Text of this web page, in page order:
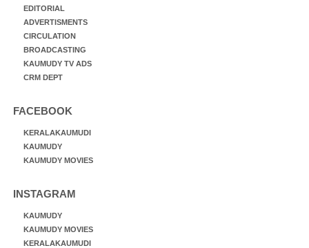
EDITORIAL
ADVERTISMENTS
CIRCULATION
BROADCASTING
KAUMUDY TV ADS
CRM DEPT
FACEBOOK
KERALAKAUMUDI
KAUMUDY
KAUMUDY MOVIES
INSTAGRAM
KAUMUDY
KAUMUDY MOVIES
KERALAKAUMUDI